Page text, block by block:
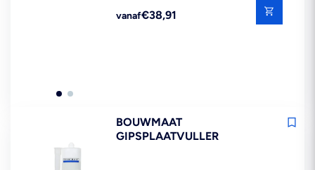
Reguliere
vanaf€38,91
BOUWMAAT
GIPSPLAATVULLER